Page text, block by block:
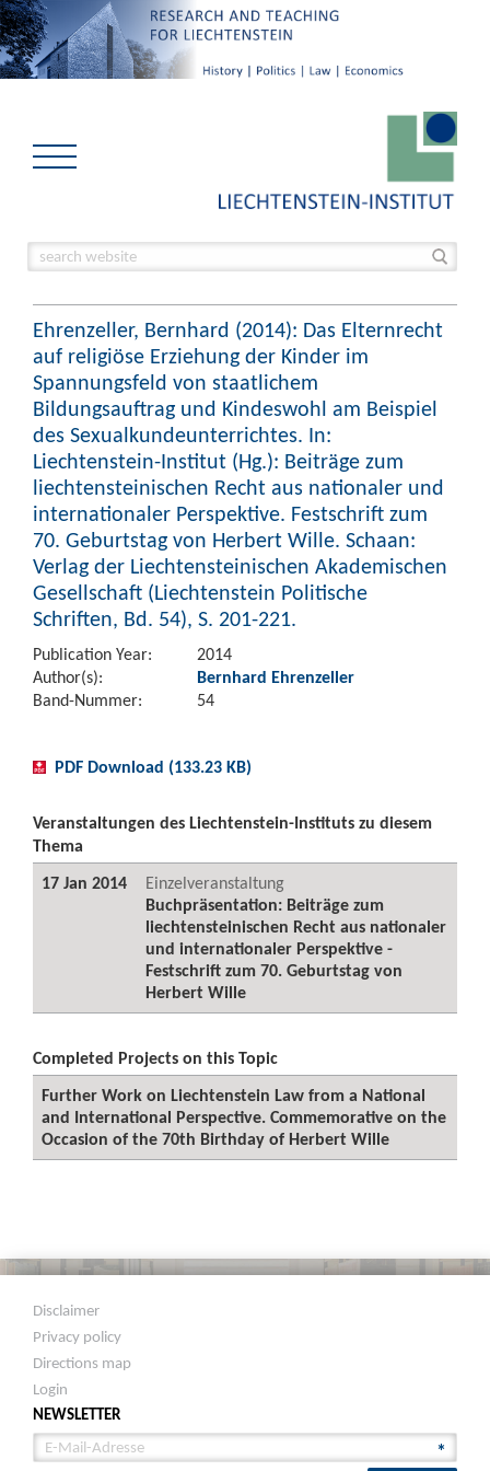
Ehrenzeller, Bernhard (2014): Das Elternrecht
auf religiöse Erziehung der Kinder im
Spannungsfeld von staatlichem
Bildungsauftrag und Kindeswohl am Beispiel
des Sexualkundeunterrichtes. In:
Liechtenstein-Institut (Hg.): Beiträge zum
liechtensteinischen Recht aus nationaler und
internationaler Perspektive. Festschrift zum
70. Geburtstag von Herbert Wille. Schaan:
Verlag der Liechtensteinischen Akademischen
Gesellschaft (Liechtenstein Politische
Schriften, Bd. 54), S. 201-221.
Publication Year:
2014
Author(s):
Bernhard Ehrenzeller
Band-Nummer:
54
PDF Download (133.23 KB)
Veranstaltungen des Liechtenstein-Instituts zu diesem
Thema
17 Jan 2014
Einzelveranstaltung
Buchpräsentation: Beiträge zum
liechtensteinischen Recht aus nationaler
und internationaler Perspektive -
Festschrift zum 70. Geburtstag von
Herbert Wille
Completed Projects on this Topic
Further Work on Liechtenstein Law from a National
and International Perspective. Commemorative on the
Occasion of the 70th Birthday of Herbert Wille
Disclaimer
Privacy policy
Directions map
Login
NEWSLETTER